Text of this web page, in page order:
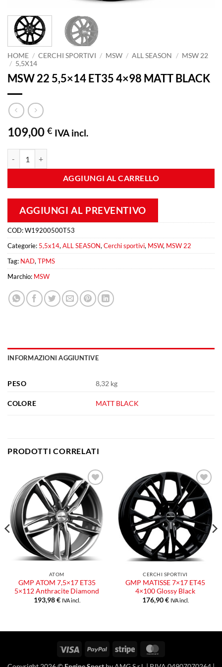
HOME / CERCHI SPORTIVI / MSW / ALL SEASON / MSW 22
/ 5,5X14
MSW 22 5,5×14 ET35 4×98 MATT BLACK
109,00 € IVA incl.
AGGIUNGI AL CARRELLO
AGGIUNGI AL PREVENTIVO
COD:W19200500T53
Categorie: 5,5x14,ALL SEASON,Cerchi sportivi, MSW, MSW 22
Tag: NAD,TPMS
Marchio: MSW
INFORMAZIONI AGGIUNTIVE
PESO 8,32 kg
COLORE MATT BLACK
PRODOTTI CORRELATI
Aggiungi
alla lista
dei
desideri
ATOM
GMP ATOM 7,5×17 ET35
5×112 Anthracite Diamond
193,98€ IVA incl.
Aggiungi
alla lista
dei
desideri
CERCHI SPORTIVI
GMP MATISSE 7×17 ET45
4×100 Glossy Black
176,90€ IVA incl.
Visa PayPal Stripe